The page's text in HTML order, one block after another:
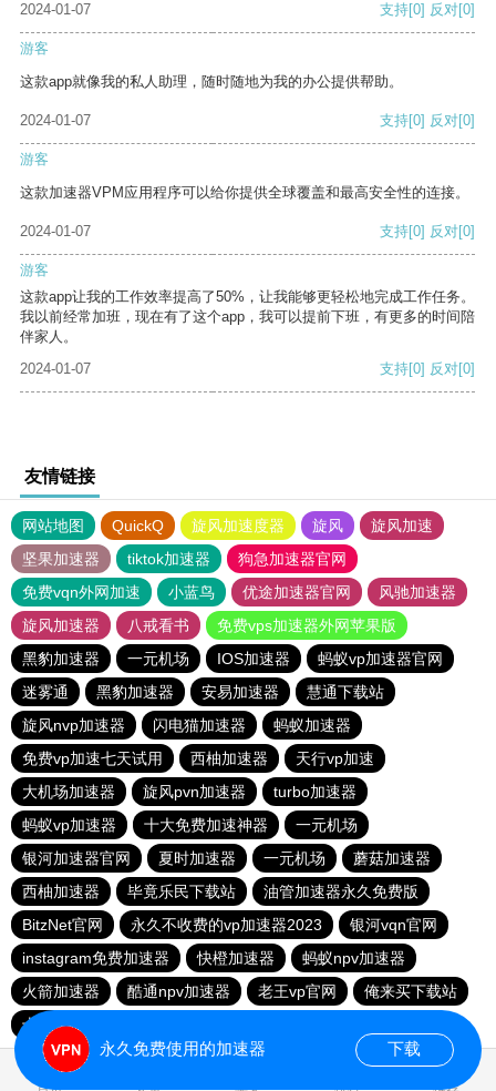
2024-01-07 支持[0] 反对[0]
游客
这款app就像我的私人助理，随时随地为我的办公提供帮助。
2024-01-07 支持[0] 反对[0]
游客
这款加速器VPM应用程序可以给你提供全球覆盖和最高安全性的连接。
2024-01-07 支持[0] 反对[0]
游客
这款app让我的工作效率提高了50%，让我能够更轻松地完成工作任务。
我以前经常加班，现在有了这个app，我可以提前下班，有更多的时间陪
伴家人。
2024-01-07
支持[0] 反对[0]
友情链接
网站地图 QuickQ 旋风加速度器 旋风
旋风加速
坚果加速器
tiktok加速器
狗急加速器官网
免费vqn外网加速
小蓝鸟 优途加速器官网
风驰加速器
旋风加速器
八戒看书
免费vps加速器外网苹果版
黑豹加速器
一元机场 IOS加速器
蚂蚁vp加速器官网
迷雾通
黑豹加速器 安易加速器
慧通下载站
旋风nvp加速器
闪电猫加速器
蚂蚁加速器
免费vp加速七天试用
西柚加速器
天行vp加速
大机场加速器
旋风pvn加速器
turbo加速器
蚂蚁vp加速器
十大免费加速神器
一元机场
银河加速器官网
夏时加速器 一元机场
蘑菇加速器
西柚加速器
毕竟乐民下载站
油管加速器永久免费版
BitzNet官网
永久不收费的vp加速器2023
银河vqn官网
instagram免费加速器
快橙加速器
蚂蚁npv加速器
火箭加速器
酷通npv加速器 老王vp官网
俺来买下载站
十大免费加速神器
永久免费使用的加速器 下载